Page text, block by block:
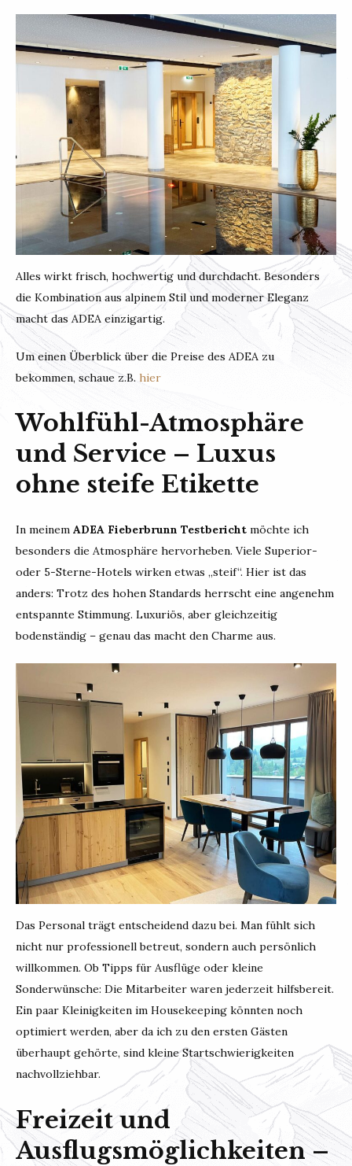
Alles wirkt frisch, hochwertig und durchdacht. Besonders
die Kombination aus alpinem Stil und moderner Eleganz
macht das ADEA einzigartig.
Um einen Überblick über die Preise des ADEA zu
bekommen, schaue z.B. hier
Wohlfühl-Atmosphäre
und Service – Luxus
ohne steife Etikette
In meinem ADEA Fieberbrunn Testbericht möchte ich
besonders die Atmosphäre hervorheben. Viele Superior-
oder 5-Sterne-Hotels wirken etwas „steif“. Hier ist das
anders: Trotz des hohen Standards herrscht eine angenehm
entspannte Stimmung. Luxuriös, aber gleichzeitig
bodenständig – genau das macht den Charme aus.
Das Personal trägt entscheidend dazu bei. Man fühlt sich
nicht nur professionell betreut, sondern auch persönlich
willkommen. Ob Tipps für Ausflüge oder kleine
Sonderwünsche: Die Mitarbeiter waren jederzeit hilfsbereit.
Ein paar Kleinigkeiten im Housekeeping könnten noch
optimiert werden, aber da ich zu den ersten Gästen
überhaupt gehörte, sind kleine Startschwierigkeiten
nachvollziehbar.
Freizeit und
Ausflugsmöglichkeiten –